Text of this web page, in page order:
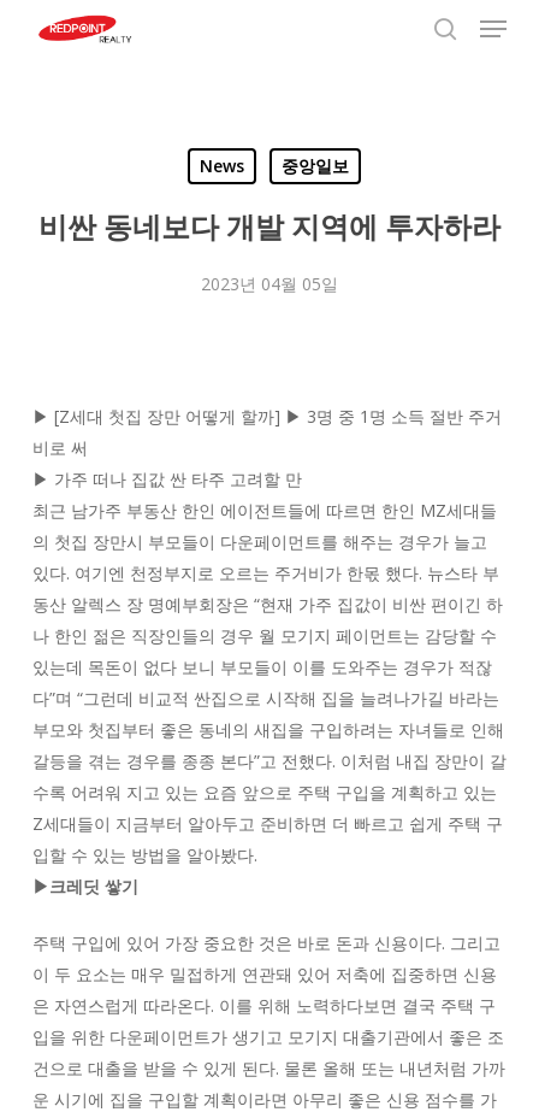
Menu
News 중앙일보
비싼 동네보다 개발 지역에 투자하라
2023년 04월 05일
▶ [Z세대 첫집 장만 어떻게 할까] ▶ 3명 중 1명 소득 절반 주거
비로 써
▶ 가주 떠나 집값 싼 타주 고려할 만
최근 남가주 부동산 한인 에이전트들에 따르면 한인 MZ세대들
의 첫집 장만시 부모들이 다운페이먼트를 해주는 경우가 늘고
있다. 여기엔 천정부지로 오르는 주거비가 한몫 했다. 뉴스타 부
동산 알렉스 장 명예부회장은 “현재 가주 집값이 비싼 편이긴 하
나 한인 젊은 직장인들의 경우 월 모기지 페이먼트는 감당할 수
있는데 목돈이 없다 보니 부모들이 이를 도와주는 경우가 적잖
다”며 “그런데 비교적 싼집으로 시작해 집을 늘려나가길 바라는
부모와 첫집부터 좋은 동네의 새집을 구입하려는 자녀들로 인해
갈등을 겪는 경우를 종종 본다”고 전했다. 이처럼 내집 장만이 갈
수록 어려워 지고 있는 요즘 앞으로 주택 구입을 계획하고 있는
Z세대들이 지금부터 알아두고 준비하면 더 빠르고 쉽게 주택 구
입할 수 있는 방법을 알아봤다.
▶크레딧 쌓기
주택 구입에 있어 가장 중요한 것은 바로 돈과 신용이다. 그리고
이 두 요소는 매우 밀접하게 연관돼 있어 저축에 집중하면 신용
은 자연스럽게 따라온다. 이를 위해 노력하다보면 결국 주택 구
입을 위한 다운페이먼트가 생기고 모기지 대출기관에서 좋은 조
건으로 대출을 받을 수 있게 된다. 물론 올해 또는 내년처럼 가까
운 시기에 집을 구입할 계획이라면 아무리 좋은 신용 점수를 가